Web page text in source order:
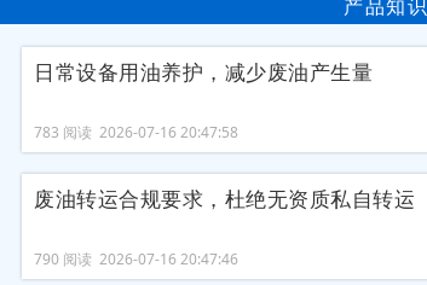
产品知识
日常设备用油养护，减少废油产生量
783 阅读 2026-07-16 20:47:58
废油转运合规要求，杜绝无资质私自转运
790 阅读 2026-07-16 20:47:46